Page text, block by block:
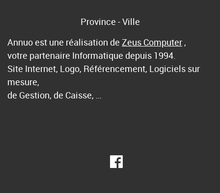
Province - Ville
Annuo est une réalisation de Zeus Computer ,
votre partenaire Informatique depuis 1994.
Site Internet, Logo, Référencement, Logiciels sur
mesure,
de Gestion, de Caisse, …